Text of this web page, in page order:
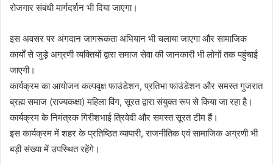
रोजगार संबंधी मार्गदर्शन भी दिया जाएगा।
इस अवसर पर अंगदान जागरूकता अभियान भी चलाया जाएगा और सामाजिक
कार्यों से जुड़े अग्रणी व्यक्तियों द्वारा समाज सेवा की जानकारी भी लोगों तक पहुंचाई
जाएगी।
कार्यक्रम का आयोजन कल्पवृक्ष फाउंडेशन, प्रतिभा फाउंडेशन और समस्त गुजरात
ब्रह्म समाज (राज्यकक्षा) महिला विंग, सूरत द्वारा संयुक्त रूप से किया जा रहा है।
कार्यक्रम के निमंत्रक गिरीशभाई त्रिवेदी और समस्त सूरत टीम हैं।
इस कार्यक्रम में शहर के प्रतिष्ठित व्यापारी, राजनीतिक एवं सामाजिक अग्रणी भी
बड़ी संख्या में उपस्थित रहेंगे।